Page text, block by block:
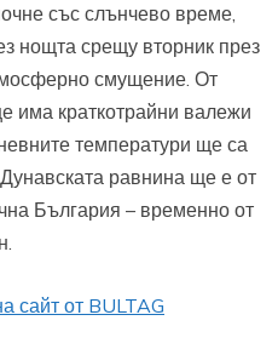
със слънчево време,
нощта срещу вторник през
смущение. От
има краткотрайни валежи
температури ще са
равнина ще е от
България – временно от